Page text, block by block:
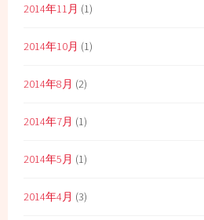
2014年11月 (1)
2014年10月 (1)
2014年8月 (2)
2014年7月 (1)
2014年5月 (1)
2014年4月 (3)